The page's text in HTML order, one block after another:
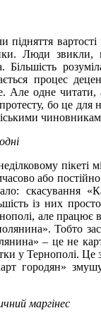
вартості
Люди звикли,
Більшість
процес
Але одне
бо це для
пікеті
або
скасування
із них
але працює
Тобто
– це не
у Тернополі. Це
городян»
маргінес